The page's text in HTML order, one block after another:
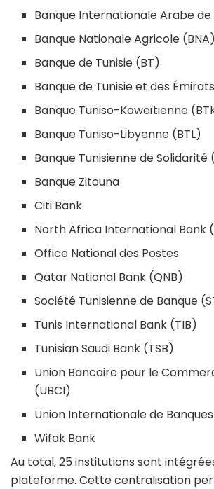
Banque Internationale Arabe de
Banque Nationale Agricole (BNA)
Banque de Tunisie (BT)
Banque de Tunisie et des
Banque Tuniso-Koweïtienne
Banque Tuniso-Libyenne (BTL)
Banque Tunisienne de Solidarité
Banque Zitouna
Citi Bank
North Africa International Bank
Office National des Postes
Qatar National Bank (QNB)
Société Tunisienne de Banque
Tunis International Bank (TIB)
Tunisian Saudi Bank (TSB)
Union Bancaire pour le
(UBCI)
Union Internationale de
Wifak Bank
Au total, 25 institutions sont
plateforme. Cette centralisation